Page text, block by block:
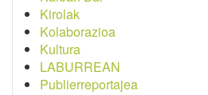
Kirolak
Kolaborazioa
Kultura
LABURREAN
Publierreportajea